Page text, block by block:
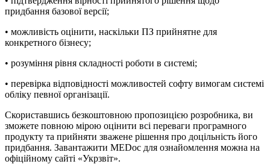
придбання базової версії;
• можливість оцінити, наскільки ПЗ прийнятне для
конкретного бізнесу;
• розуміння рівня складності роботи в системі;
• перевірка відповідності можливостей софту вимогам системі
обліку певної організації.
Скориставшись безкоштовною пропозицією розробника, ви
зможете повною мірою оцінити всі переваги програмного
продукту та прийняти зважене рішення про доцільність його
придбання. Завантажити MEDoc для ознайомлення можна на
офіційному сайті «Укрзвіт».